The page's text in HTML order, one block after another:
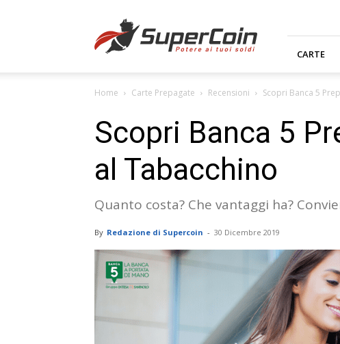
CARTE
Home Carte Prepagate Recensioni Scopri Banca 5
Scopri Banca 5
al Tabacchino
Quanto costa? Che vantaggi ha?
By Redazione di Supercoin - 30 Dicembre 2019